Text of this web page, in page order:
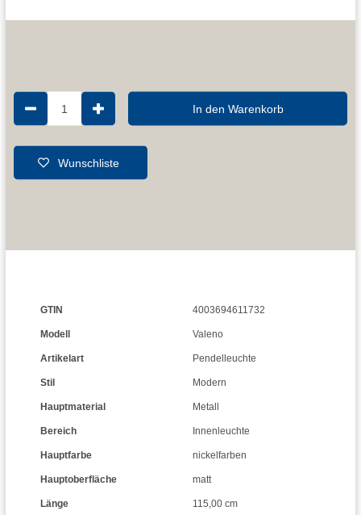
1 In den Warenkorb
Wunschliste
GTIN 4003694611732
Modell Valeno
Artikelart Pendelleuchte
Stil Modern
Hauptmaterial Metall
Bereich Innenleuchte
Hauptfarbe nickelfarben
Hauptoberfläche matt
Länge 115,00 cm